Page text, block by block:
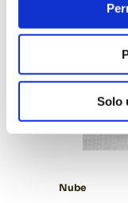
Solo
Nube